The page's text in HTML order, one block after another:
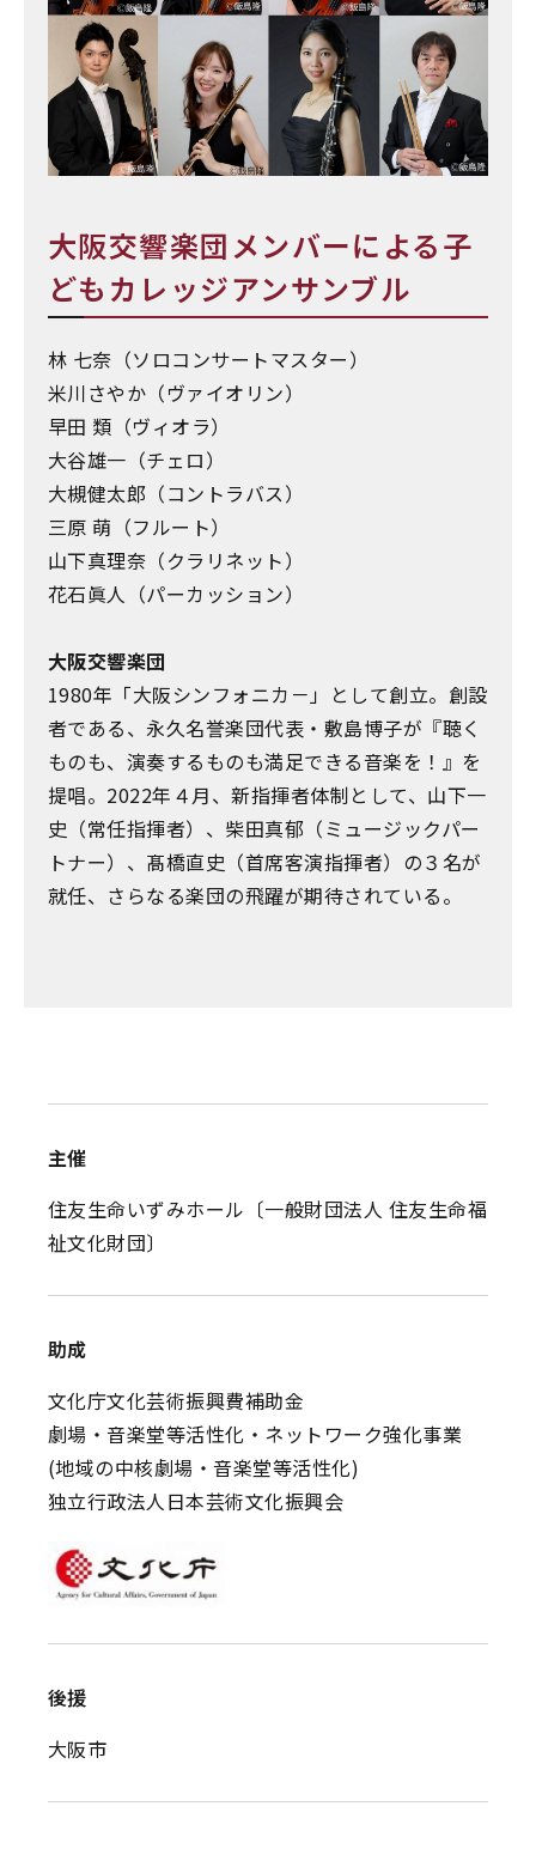
大阪交響楽団メンバーによる子
どもカレッジアンサンブル
林 七奈（ソロコンサートマスター）
米川さやか（ヴァイオリン）
早田 類（ヴィオラ）
大谷雄一（チェロ）
大槻健太郎（コントラバス）
三原 萌（フルート）
山下真理奈（クラリネット）
花石眞人（パーカッション）
大阪交響楽団
1980年「大阪シンフォニカ－」として創立。創設
者である、永久名誉楽団代表・敷島博子が『聴く
ものも、演奏するものも満足できる音楽を！』を
提唱。2022年４月、新指揮者体制として、山下一
史（常任指揮者）、柴田真郁（ミュージックパー
トナー）、髙橋直史（首席客演指揮者）の３名が
就任、さらなる楽団の飛躍が期待されている。
主催
住友生命いずみホール〔一般財団法人 住友生命福
祉文化財団〕
助成
文化庁文化芸術振興費補助金
劇場・音楽堂等活性化・ネットワーク強化事業
(地域の中核劇場・音楽堂等活性化)
独立行政法人日本芸術文化振興会
後援
大阪市